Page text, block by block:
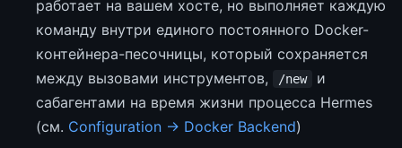
работает на вашем хосте, но выполняет каждую
команду внутри единого постоянного Docker-
контейнера-песочницы, который сохраняется
между вызовами инструментов,
/new
и
сабагентами на время жизни процесса Hermes
(см. Configuration → Docker Backend)